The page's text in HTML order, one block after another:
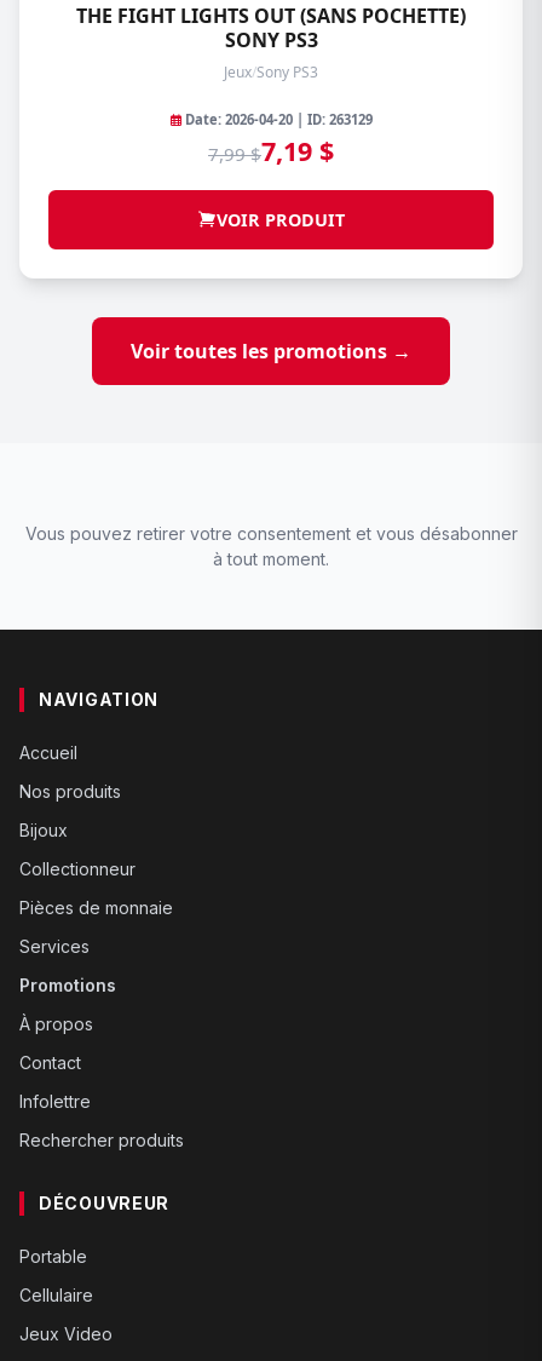
THE FIGHT LIGHTS OUT (SANS POCHETTE)
SONY PS3
Jeux/Sony PS3
Date: 2026-04-20 | ID: 263129
7,99 $7,19 $
VOIR PRODUIT
Voir toutes les promotions →
Vous pouvez retirer votre consentement et vous désabonner
à tout moment.
NAVIGATION
Accueil
Nos produits
Bijoux
Collectionneur
Pièces de monnaie
Services
Promotions
À propos
Contact
Infolettre
Rechercher produits
DÉCOUVREUR
Portable
Cellulaire
Jeux Video